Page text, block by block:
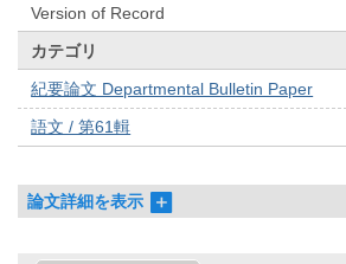
Version of Record
カテゴリ
紀要論文 Departmental Bulletin Paper
語文 / 第61輯
論文詳細を表示